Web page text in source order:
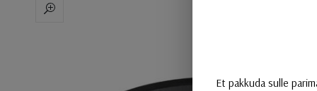
NUMINOS®XL,
Et pakkuda sulle